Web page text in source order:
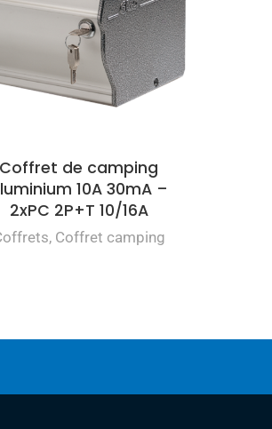
Coffret de camping
10A 30mA –
2xPC 2P+T 10/16A
, Coffret camping